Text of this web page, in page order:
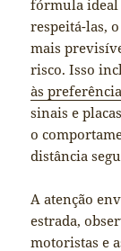
fórmula ideal
respeitá-las,
mais
risco. Isso
às
sinais e
o
distância
A atenção
estrada,
motoristas e